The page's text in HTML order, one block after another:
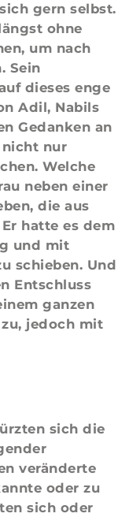
gern selbst.
ohne
um nach
Sein
dieses enge
Adil, Nabils
Gedanken an
nicht nur
Welche
neben einer
die aus
hatte es dem
und mit
schieben. Und
Entschluss
ganzen
jedoch mit
sich die
veränderte
oder zu
sich oder